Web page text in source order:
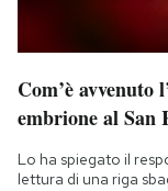
Com’è
embrione al San
Lo ha spiegato il
lettura di una riga